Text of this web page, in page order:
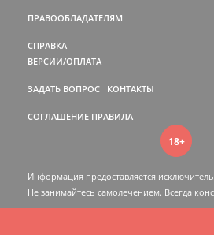
ПРАВООБЛАДАТЕЛЯМ
СПРАВКА
ВЕРСИИ/ОПЛАТА
ЗАДАТЬ ВОПРОС КОНТАКТЫ
СОГЛАШЕНИЕ ПРАВИЛА
18+
Информация предоставляется
Не занимайтесь самолечением. Всегда